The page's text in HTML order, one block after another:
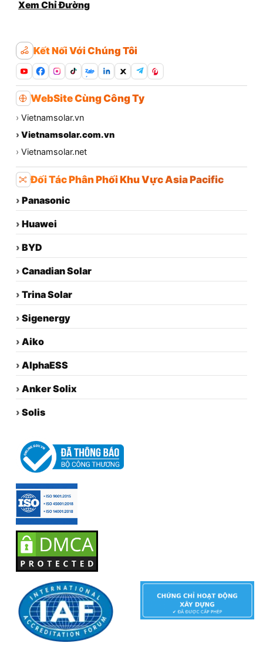
Xem Chỉ Đường
Kết Nối Với Chúng Tôi
Zalo
WebSite Cùng Công Ty
› Vietnamsolar.vn
› Vietnamsolar.com.vn
› Vietnamsolar.net
Đối Tác Phân Phối Khu Vực Asia Pacific
› Panasonic
› Huawei
› BYD
› Canadian Solar
› Trina Solar
› Sigenergy
› Aiko
› AlphaESS
› Anker Solix
› Solis